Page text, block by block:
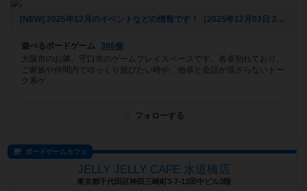
[NEW] 2025年12月のイベントなどの情報です！（2025年12月03日 20時24分）
遊べるボードゲーム
386個
大阪市のお隣。守口市のゲームプレイスペースです。各卓別れており、
ご家族や仲間内でゆっくり遊びたい時や、他卓と会話が混ざらないトー
ク系ゲ...
フォローする
ボードゲームカフェ
JELLY JELLY CAFE 水道橋店
東京都千代田区神田三崎町3-7-13田中ビル3階